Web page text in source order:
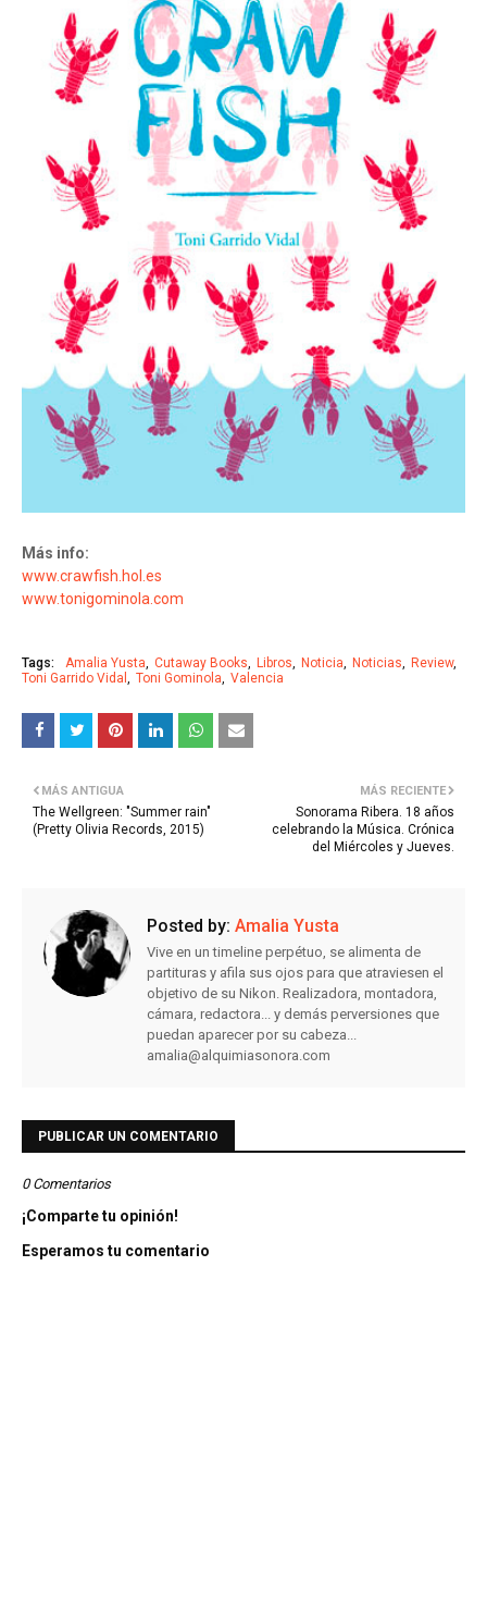
Más info:
www.crawfish.hol.es
www.tonigominola.com
Tags: Amalia Yusta Cutaway Books Libros Noticia Noticias
Review
Toni Garrido Vidal
Toni Gominola Valencia
MÁS RECIENTE
Sonorama Ribera. 18 años
celebrando la Música. Crónica
del Miércoles y Jueves.
MÁS ANTIGUA
The Wellgreen: "Summer rain"
(Pretty Olivia Records, 2015)
Posted by: Amalia Yusta
Vive en un timeline perpétuo, se alimenta de
partituras y afila sus ojos para que atraviesen el
objetivo de su Nikon. Realizadora, montadora,
cámara, redactora... y demás perversiones que
puedan aparecer por su cabeza...
amalia@alquimiasonora.com
PUBLICAR UN COMENTARIO
0 Comentarios
¡Comparte tu opinión!
Esperamos tu comentario